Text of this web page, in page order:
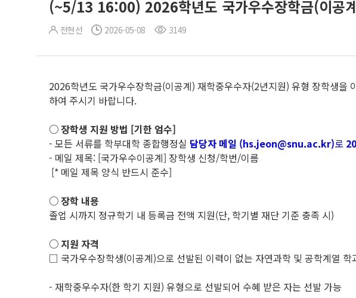
(~5/13 16:00) 2026학년도 국가우수장학금(이공
전현선 2026-05-08 3149
2026학년도 국가우수장학금(이공계) 재학중우수자(2년지원) 유형 장학생을
하여 주시기 바랍니다.
○ 장학생 지원 방법 [기한 엄수]
- 모든 서류를 학부대학 종합행정실 담당자 메일 (hs.jeon@snu.ac.kr)로
- 메일 제목: [국가우수이공계] 장학생 신청/학번/이름
[* 메일 제목 양식 반드시 준수]
○ 장학 내용
졸업 시까지 정규학기 내 등록금 전액 지원(단, 학기별 재단 기준 충족 시)
○ 지원 자격
□ 국가우수장학생(이공계)으로 선발된 이력이 없는 자연과학 및 공학계열 학
- 재학중우수자(한 학기 지원) 유형으로 선발되어 수혜 받은 자는 선발 가능